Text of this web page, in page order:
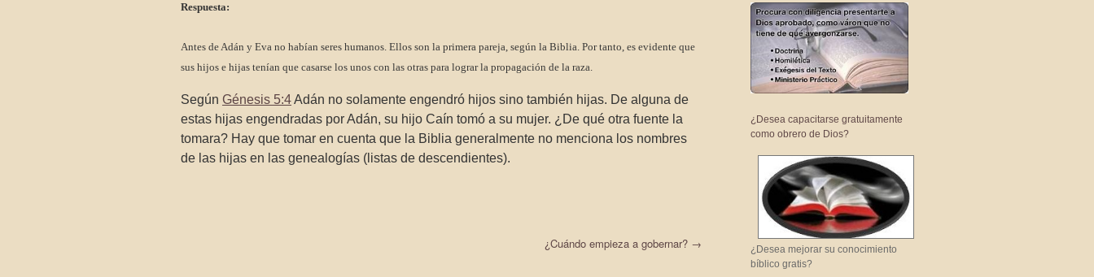
Respuesta:
Antes de Adán y Eva no habían seres humanos. Ellos son la primera pareja, según la Biblia. Por tanto, es evidente que
sus hijos e hijas tenían que casarse los unos con las otras para lograr la propagación de la raza.
Según Génesis 5:4Adán no solamente engendró hijos sino también hijas. De alguna de
estas hijas engendradas por Adán, su hijo Caín tomó a su mujer. ¿De qué otra fuente la
tomara? Hay que tomar en cuenta que la Biblia generalmente no menciona los nombres
de las hijas en las genealogías (listas de descendientes).
¿Cuándo empieza a gobernar? →
¿Desea capacitarse gratuitamente
como obrero de Dios?
¿Desea mejorar su conocimiento
bíblico gratis?